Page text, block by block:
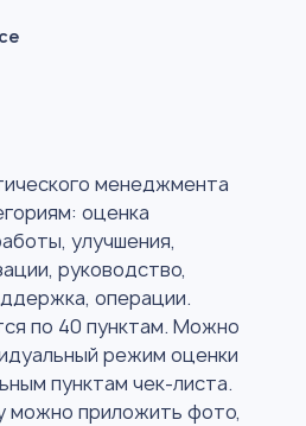
менеджмента
оценка
улучшения,
руководство,
операции.
по 40 пунктам. Можно
режим оценки
пунктам чек-листа.
можно приложить фото,